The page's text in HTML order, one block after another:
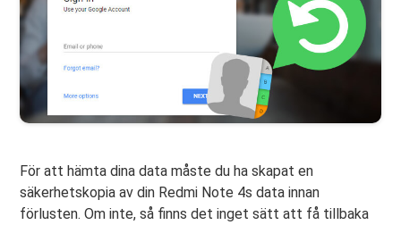
För att hämta dina data måste du ha skapat en
säkerhetskopia av din Redmi Note 4s data innan
förlusten. Om inte, så finns det inget sätt att få tillbaka